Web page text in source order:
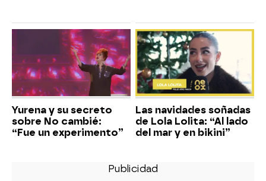
Yurena y su secreto
sobre No cambié:
“Fue un experimento”
Las navidades soñadas
de Lola Lolita: “Al lado
del mar y en bikini”